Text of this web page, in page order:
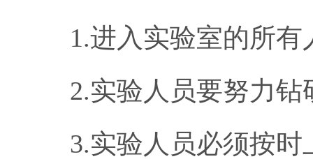
1.进入实验室的所
2.实验人员要努力
3.实验人员必须按